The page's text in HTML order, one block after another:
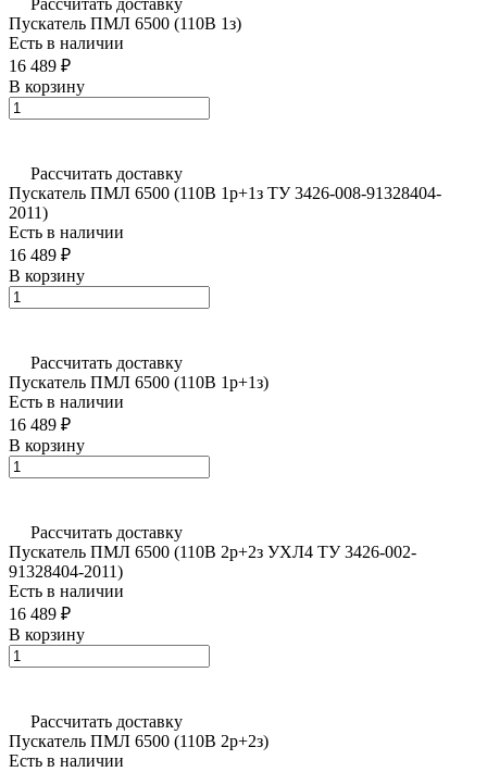
Рассчитать доставку
Пускатель ПМЛ 6500 (110В 1з)
Есть в наличии
16 489 ₽
В корзину
Рассчитать доставку
Пускатель ПМЛ 6500 (110В 1р+1з ТУ 3426-008-91328404-
2011)
Есть в наличии
16 489 ₽
В корзину
Рассчитать доставку
Пускатель ПМЛ 6500 (110В 1р+1з)
Есть в наличии
16 489 ₽
В корзину
Рассчитать доставку
Пускатель ПМЛ 6500 (110В 2р+2з УХЛ4 ТУ 3426-002-
91328404-2011)
Есть в наличии
16 489 ₽
В корзину
Рассчитать доставку
Пускатель ПМЛ 6500 (110В 2р+2з)
Есть в наличии